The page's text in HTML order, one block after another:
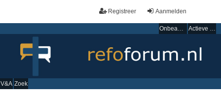
Aanmelden
Registreer
Onbeantwoorde onderwerpen Actieve onderwerpen
V&A Zoek